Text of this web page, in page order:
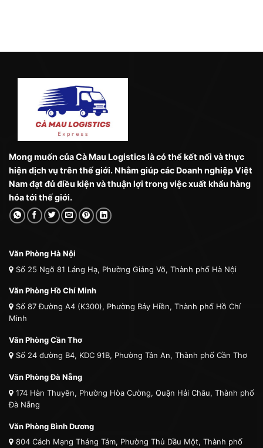
Mong muốn của Cà Mau Logistics là có thể kết nối và thực
hiện dịch vụ trên thế giới. Nhằm giúp các Doanh nghiệp Việt
Nam đạt đủ điều kiện và thuận lợi trong việc xuất khẩu hàng
hóa tới thế giới.
Văn Phòng Hà Nội
Số 25 Ngõ 81 Láng Hạ, Phường Giảng Võ, Thành phố Hà Nội
Văn Phòng Hồ Chí Minh
Số 87 Đường A4 (K300), Phường Bảy Hiền, Thành phố Hồ Chí
Minh
Văn Phòng Cần Thơ
Số 24 đường B4, KDC 91B, Phường Tân An, Thành phố Cần Thơ
Văn Phòng Đà Nẵng
174 Hàn Thuyên, Phường Hòa Cường, Quận Hải Châu, Thành phố
Đà Nẵng
Văn Phòng Bình Dương
804 Cách Mạng Tháng Tám, Phường Thủ Dầu Một, Thành phố